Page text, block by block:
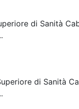
di Sanità
di Sanità